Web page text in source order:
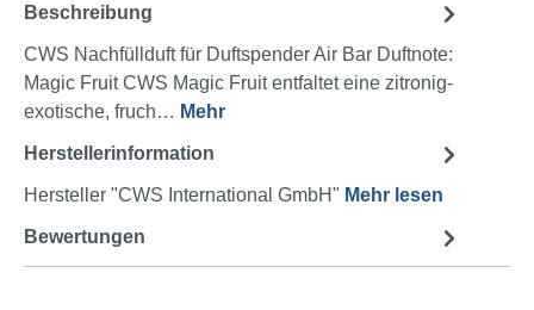
Beschreibung
CWS Nachfüllduft für Duftspender Air Bar Duftnote:
Magic Fruit CWS Magic Fruit entfaltet eine zitronig-
exotische, fruch… Mehr
Herstellerinformation
Hersteller "CWS International GmbH" Mehr lesen
Bewertungen